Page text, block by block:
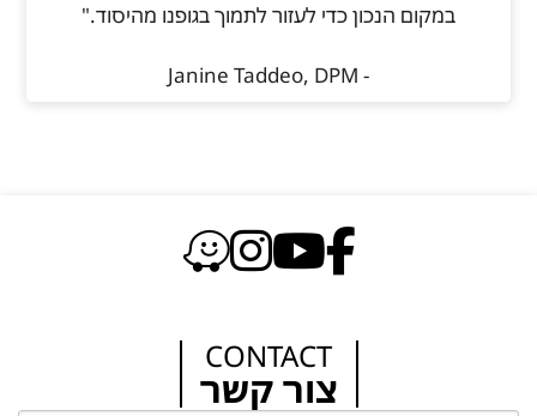
במקום הנכון כדי לעזור לתמוך בגופנו מהיסוד."
- Janine Taddeo, DPM
CONTACT
צור קשר